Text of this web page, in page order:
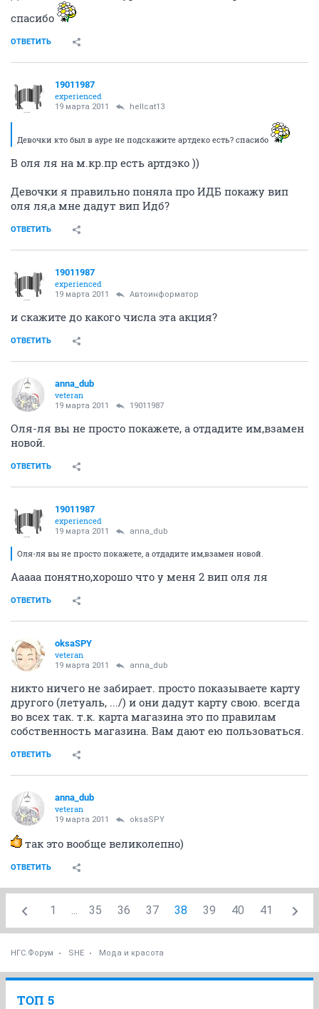
спасибо
ОТВЕТИТЬ
19011987
experienced
19 марта 2011 hellcat13
Девочки кто был в ауре не подскажите артдеко есть? спасибо
В оля ля на м.кр.пр есть артдэко ))
Девочки я правильно поняла про ИДБ покажу вип
оля ля,а мне дадут вип Идб?
ОТВЕТИТЬ
19011987
experienced
19 марта 2011 Автоинформатор
и скажите до какого числа эта акция?
ОТВЕТИТЬ
anna_dub
veteran
19 марта 2011 19011987
Оля-ля вы не просто покажете, а отдадите им,взамен
новой.
ОТВЕТИТЬ
19011987
experienced
19 марта 2011 anna_dub
Оля-ля вы не просто покажете, а отдадите им,взамен новой.
Ааааа понятно,хорошо что у меня 2 вип оля ля
ОТВЕТИТЬ
oksaSPY
veteran
19 марта 2011 anna_dub
никто ничего не забирает. просто показываете карту
другого (летуаль, .../) и они дадут карту свою. всегда
во всех так. т.к. карта магазина это по правилам
собственность магазина. Вам дают ею пользоваться.
ОТВЕТИТЬ
anna_dub
veteran
19 марта 2011 oksaSPY
так это вообще великолепно)
ОТВЕТИТЬ
1 ... 35 36 37 38 39 40 41
НГС.Форум SHE Мода и красота
ТОП 5